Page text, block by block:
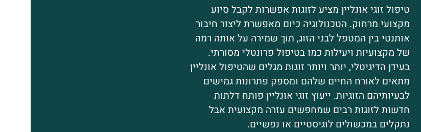
טיפול זוגי אונליין מציע לזוגות אפשרות לקבל סיוע
מקצועי מרחוק. הטכנולוגיה כיום מאפשרת ליצור חיבור
אותנטי בין המטפל לבני הזוג, תוך שמירה על אותה רמה
של מקצועיות ויעילות כמו בטיפול פרונטלי מסורתי.
בעידן הדיגיטלי, יותר ויותר זוגות מגלים שהטיפול אונליין
מתאים לאורח החיים שלהם ומספק פתרונות גמישים
לבעיותיהם הזוגיות. ייעוץ זוגי אונליין פותח דלתות
חדשות לזוגות רבים שמחפשים עזרה מקצועית אבל
נתקלים במכשולים לוגיסטיים או נפשיים.